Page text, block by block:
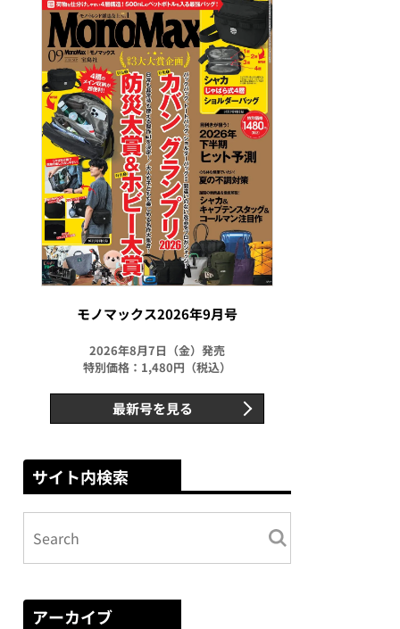
モノマックス2026年9月号
2026年8月7日（金）発売
特別価格：1,480円（税込）
最新号を見る
サイト内検索
アーカイブ